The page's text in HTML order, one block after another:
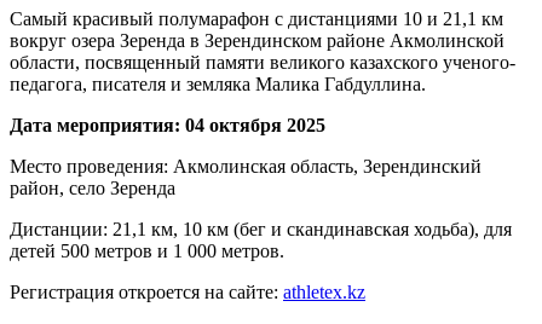
Самый красивый полумарафон с дистанциями 10 и 21,1 км
вокруг озера Зеренда в Зерендинском районе Акмолинской
области, посвященный памяти великого казахского ученого-
педагога, писателя и земляка Малика Габдуллина.
Дата мероприятия: 04 октября 2025
Место проведения: Акмолинская область, Зерендинский
район, село Зеренда
Дистанции: 21,1 км, 10 км (бег и скандинавская ходьба), для
детей 500 метров и 1 000 метров.
Регистрация откроется на сайте: athletex.kz